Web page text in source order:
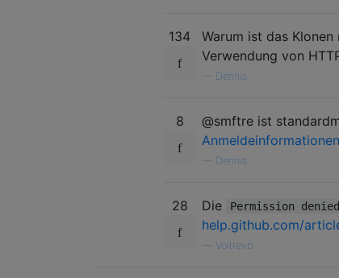
134
Warum ist das
Verwendung von
Dennis
8 @smftre ist
Dennis
28 Die Permission
help.github.com/
Voltrevo